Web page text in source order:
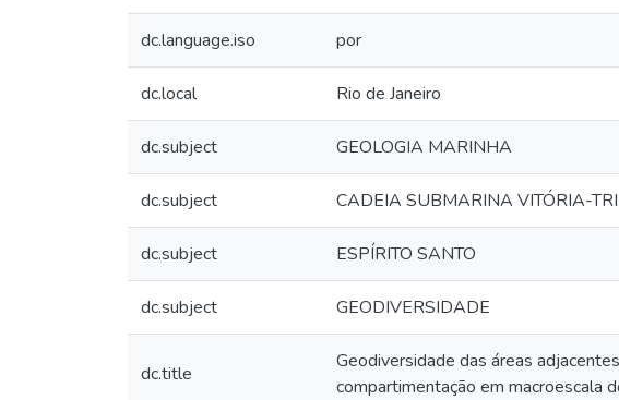
dc.language.iso por
dc.local Rio de Janeiro
dc.subject GEOLOGIA MARINHA
dc.subject CADEIA SUBMARINA VITÓRIA-
dc.subject ESPÍRITO SANTO
dc.subject GEODIVERSIDADE
dc.title
Geodiversidade das áreas
compartimentação em macroescala